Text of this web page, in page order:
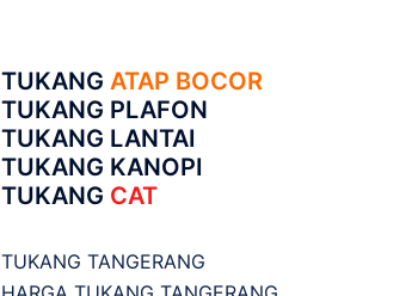
TUKANG ATAP BOCOR
TUKANG PLAFON
TUKANG LANTAI
TUKANG KANOPI
TUKANG CAT
TUKANG TANGERANG